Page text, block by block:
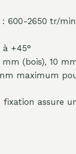
: 600-2650 tr/min
à +45°
(bois), 10
maximum
assure